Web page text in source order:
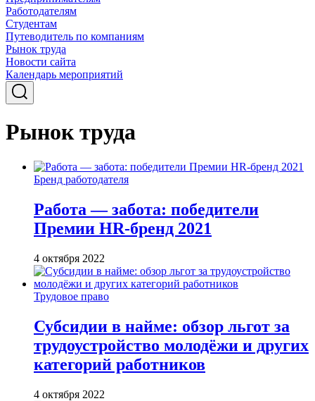
Работодателям
Студентам
Путеводитель по компаниям
Рынок труда
Новости сайта
Календарь мероприятий
Рынок труда
Бренд работодателя
Работа — забота: победители
Премии HR-бренд 2021
4 октября 2022
Трудовое право
Субсидии в найме: обзор льгот за
трудоустройство молодёжи и других
категорий работников
4 октября 2022